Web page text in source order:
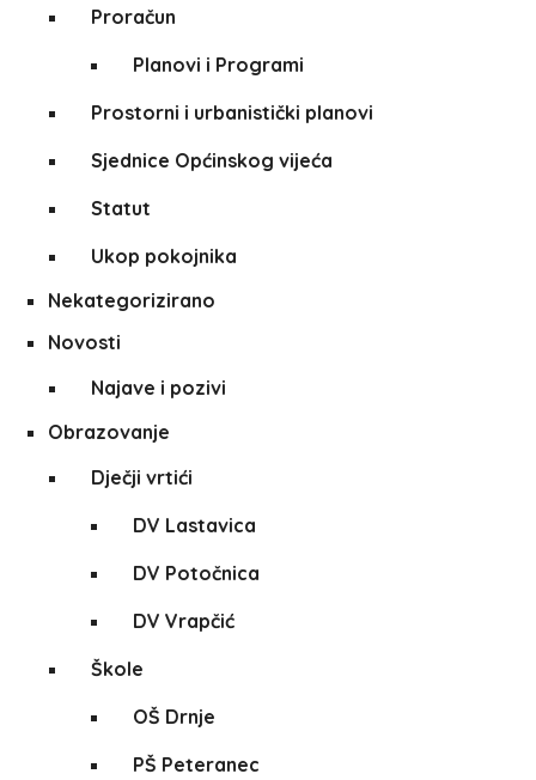
Proračun
Planovi i Programi
Prostorni i urbanistički planovi
Sjednice Općinskog vijeća
Statut
Ukop pokojnika
Nekategorizirano
Novosti
Najave i pozivi
Obrazovanje
Dječji vrtići
DV Lastavica
DV Potočnica
DV Vrapčić
Škole
OŠ Drnje
PŠ Peteranec